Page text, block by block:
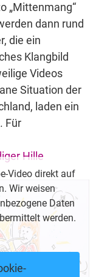
„Mittenmang“
dann rund
die ein
Klangbild
Videos
Situation der
laden ein
Für
Hille
Video direkt auf
Wir weisen
Daten
werden.